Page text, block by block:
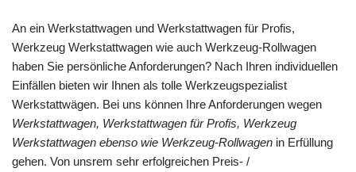
An ein Werkstattwagen und Werkstattwagen für Profis,
Werkzeug Werkstattwagen wie auch Werkzeug-Rollwagen
haben Sie persönliche Anforderungen? Nach Ihren individuellen
Einfällen bieten wir Ihnen als tolle Werkzeugspezialist
Werkstattwägen. Bei uns können Ihre Anforderungen wegen
Werkstattwagen, Werkstattwagen für Profis, Werkzeug
Werkstattwagen ebenso wie Werkzeug-Rollwagen in Erfüllung
gehen. Von unsrem sehr erfolgreichen Preis- /